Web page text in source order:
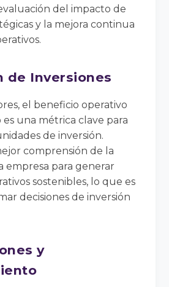
del impacto de
y la mejora continua
de Inversiones
el beneficio operativo
una métrica clave para
de inversión.
comprensión de la
empresa para generar
sostenibles, lo que es
decisiones de inversión
y